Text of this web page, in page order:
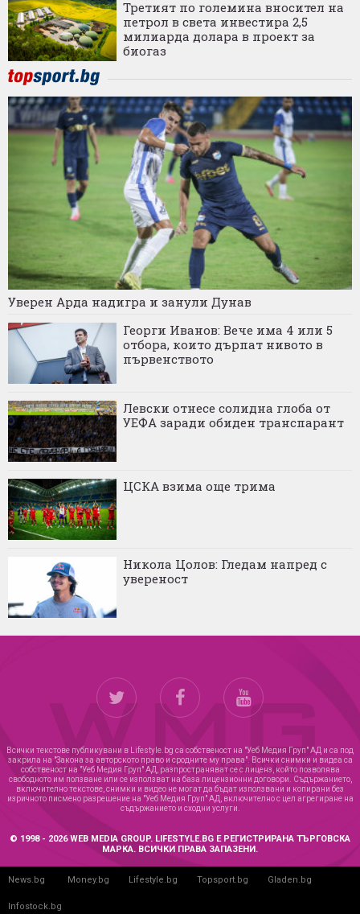
Третият по големина вносител на
петрол в света инвестира 2,5
милиарда долара в проект за
биогаз
Уверен Арда надигра и занули Дунав
Георги Иванов: Вече има 4 или 5
отбора, които дърпат нивото в
първенството
Левски отнесе солидна глоба от
УЕФА заради обиден транспарант
ЦСКА взима още трима
Никола Цолов: Гледам напред с
увереност
Всички текстове публикувани в Lifestyle.bg са собственост на "Уеб Медия Груп" АД и са под
закрила на "Закона за авторското право и сродните му права". Всички снимки и видеа са
собственост на "Уеб Медия Груп" АД, разпространяват се с лиценз, който позволява
свободното им ползване или се използват на база лицензионни договори. Съдържанието,
включително текстове, снимки и видео не могат да бъдат използвани и копирани без
изричното писмено разрешение на "Уеб Медия Груп" АД, включително с цел агрегиране на
съдържанието и сходни услуги.
© 1998 - 2026 WEB MEDIA GROUP. LIFESTYLE.BG Е РЕГИСТРИРАНА ТЪРГОВСКА
МАРКА. ВСИЧКИ ПРАВА ЗАПАЗЕНИ.
News.bg Money.bg Lifestyle.bg Topsport.bg Gladen.bg
Infostock.bg